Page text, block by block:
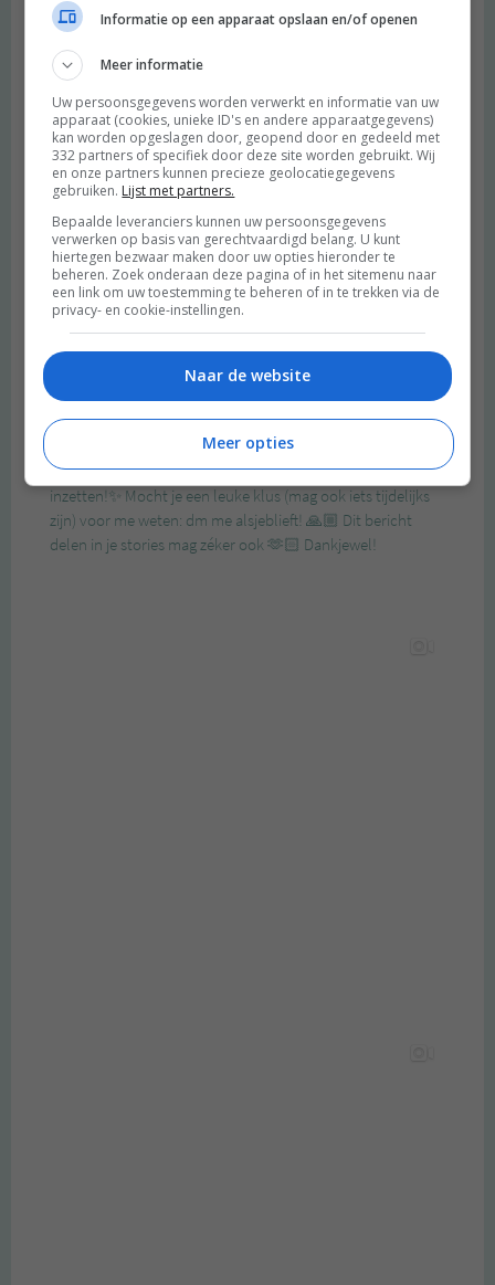
Informatie op een apparaat opslaan en/of openen
Meer informatie
Uw persoonsgegevens worden verwerkt en informatie van uw
apparaat (cookies, unieke ID's en andere apparaatgegevens)
kan worden opgeslagen door, geopend door en gedeeld met
332 partners of specifiek door deze site worden gebruikt. Wij
en onze partners kunnen precieze geolocatiegegevens
gebruiken. Lijst met partners.
Bepaalde leveranciers kunnen uw persoonsgegevens
verwerken op basis van gerechtvaardigd belang. U kunt
hiertegen bezwaar maken door uw opties hieronder te
beheren. Zoek onderaan deze pagina of in het sitemenu naar
een link om uw toestemming te beheren of in te trekken via de
privacy- en cookie-instellingen.
Naar de website
Meer opties